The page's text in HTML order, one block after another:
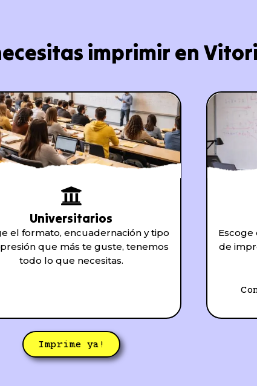
imprimir en
Universitarios
el formato, encuadernación y tipo
que más te guste, tenemos
todo lo que necesitas.
Escoge
de
Imprime ya!